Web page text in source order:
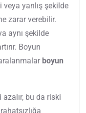
veya yanlış şekilde
zarar verebilir.
aynı şekilde
Boyun
boyun
bu da riski